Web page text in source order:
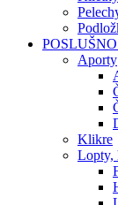
Aporty
Klikre
Lopty,